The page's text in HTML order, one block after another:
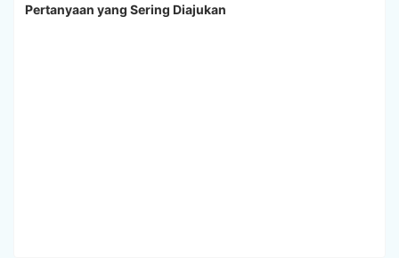
Pertanyaan yang Sering Diajukan